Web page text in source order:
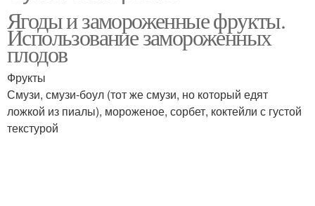
Ягоды и замороженные фрукты.
Использование замороженных
плодов
Фрукты
Смузи, смузи-боул (тот же смузи, но который едят
ложкой из пиалы), мороженое, сорбет, коктейли с густой
текстурой